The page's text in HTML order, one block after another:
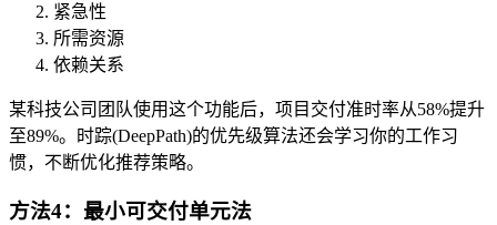
紧急性
所需资源
依赖关系
某科技公司团队使用这个功能后，项目交付准时率从58%提升
至89%。时踪(DeepPath)的优先级算法还会学习你的工作习
惯，不断优化推荐策略。
方法4：最小可交付单元法